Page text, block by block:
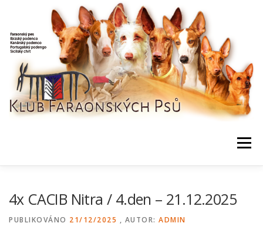
Menu
4x CACIB Nitra / 4.den – 21.12.2025
PUBLIKOVÁNO 21/12/2025 , AUTOR: ADMIN